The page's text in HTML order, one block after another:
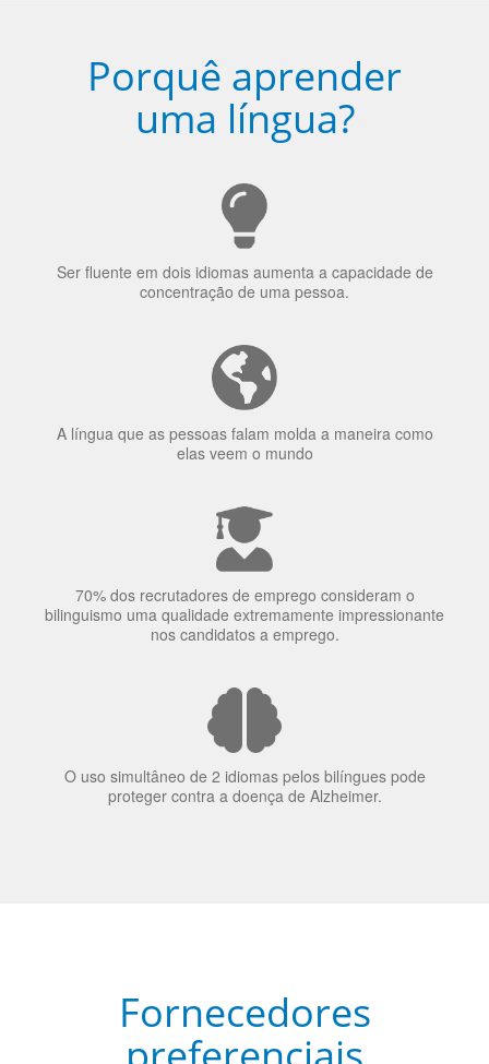
Porquê aprender
uma língua?
Ser fluente em dois idiomas aumenta a capacidade de
A língua que as pessoas falam molda a maneira como
70% dos recrutadores de emprego consideram o
bilinguismo uma qualidade extremamente impressionante
O uso simultâneo de 2 idiomas pelos bilíngues pode
Fornecedores